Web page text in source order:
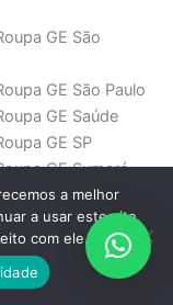
GE São
GE São Paulo
GE Saúde
GE SP
GE Sumaré
GE
GE Tamboré
GE Tatuapé
a melhor
a usar este site,
com ele.